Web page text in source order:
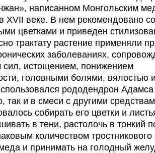
написанном Монгольским
веке. В нем рекомендовано
цветками и приведен
трактату растение применяли
заболеваниях,
истощением, понижением
головными болями, вялостью
рододендрон Адамса
так и в смеси с другими
собирать его цветки и
в тени, растолочь в тонкий
количеством тростникового
и принимать на голодный